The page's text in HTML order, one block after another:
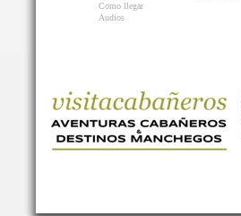
Como llegar
Audios